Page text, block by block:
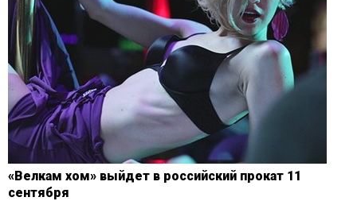
«Велкам хом» выйдет в российский прокат 11
сентября